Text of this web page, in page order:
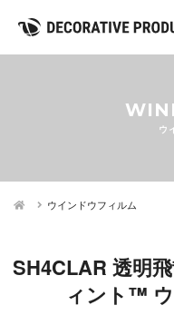
ウ
ウインドウフィルム
SH4CLAR 透明
ィント™